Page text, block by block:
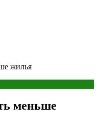
жилья
меньше